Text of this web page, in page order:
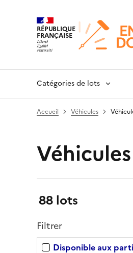
RÉPUBLIQUE
FRANÇAISE
Catégories de lots
Accueil Véhicules
Résultats:
88 lots
Filtrer
Disponible aux